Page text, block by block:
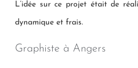
L’idée sur ce projet était de
dynamique et frais.
Graphiste à Angers